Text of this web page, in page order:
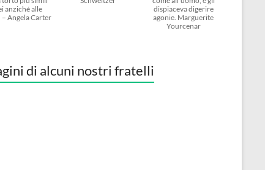
anziché alle
– Angela Carter
dispiaceva digerire
agonie. Marguerite
Yourcenar
di alcuni nostri fratelli